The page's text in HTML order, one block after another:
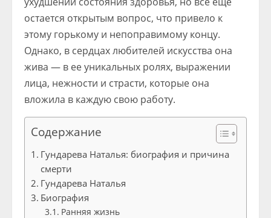
остается открытым вопрос, что привело к
этому горькому и непоправимому концу.
Однако, в сердцах любителей искусства она
жива — в ее уникальных ролях, выражении
лица, нежности и страсти, которые она
вложила в каждую свою работу.
Содержание
Гундарева Наталья: биография и причина
смерти
Гундарева Наталья
Биография
Ранняя жизнь